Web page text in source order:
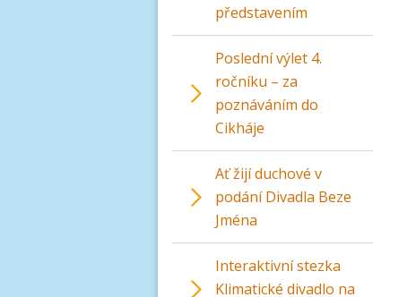
představením
Poslední výlet 4.
ročníku – za
poznáváním do
Cikháje
Ať žijí duchové v
podání Divadla Beze
Jména
Interaktivní stezka
Klimatické divadlo na